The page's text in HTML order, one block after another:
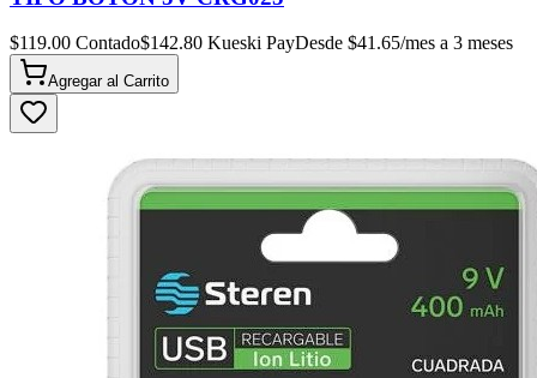
$119.00 Contado$142.80 Kueski PayDesde $41.65/mes a 3 meses
Agregar al Carrito